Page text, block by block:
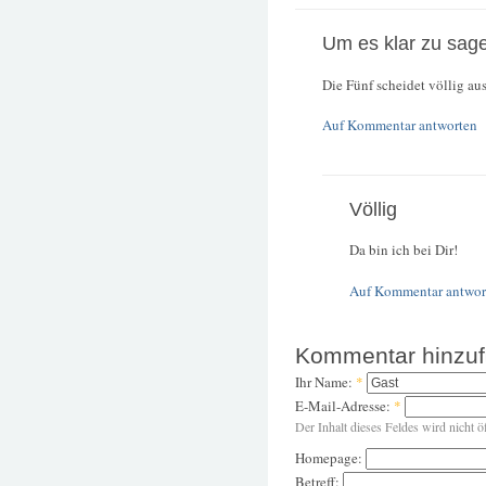
Um es klar zu
Die Fünf scheidet völlig
Auf Kommentar antworten
Völlig
Da bin ich bei Dir!
Auf Kommentar
Kommentar
Ihr Name: *
E-Mail-Adresse: *
Der Inhalt dieses Feldes wird nicht
Homepage:
Betreff: